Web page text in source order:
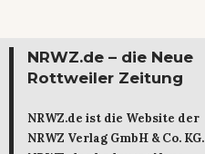
NRWZ.de – die Neue
Rottweiler Zeitung
NRWZ.de ist die Website der
NRWZ Verlag GmbH & Co. KG.